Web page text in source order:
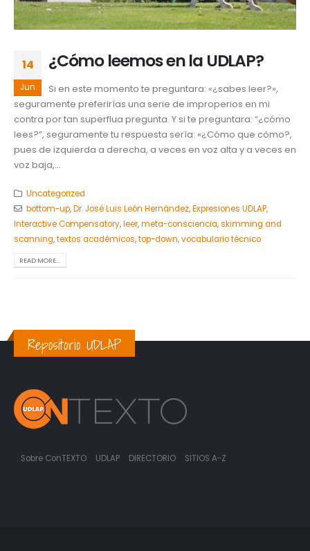
14
Jun
¿Cómo leemos en la UDLAP?
Si en este momento te preguntara: «¿sabes leer?»,
seguramente preferirías una serie de improperios en mi
contra por tan superflua pregunta. Y si te preguntara: “¿cómo
lees?”, seguramente tu respuesta sería: «¿Cómo que cómo?,
pues de izquierda a derecha, a veces en voz alta y a veces en
voz baja,...
Uncategorized
bottom-up,Dr. José Luis León Hernández,Expresiones UDLAP,
Interactive Compensatory,leer,meta-consciencia,skimming and
scanning,textos académicos,top-down,vocabulario técnico
READ MORE...
Repositorio UDLAP
Sobre ConTEXTO UDLAP DIRECTORIO SITIOS A-Z